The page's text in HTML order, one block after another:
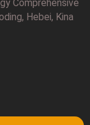
Comprehensive
Hebei, Kina